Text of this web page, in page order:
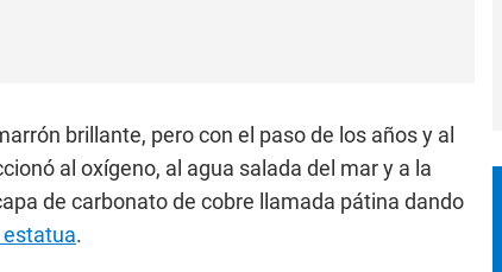
brillante, pero con el paso de los años y al
al oxígeno, al agua salada del mar y a la
de carbonato de cobre llamada pátina dando
.